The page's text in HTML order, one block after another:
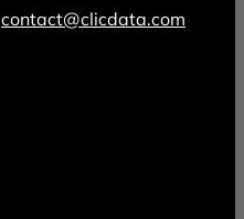
contact@clicdata.com